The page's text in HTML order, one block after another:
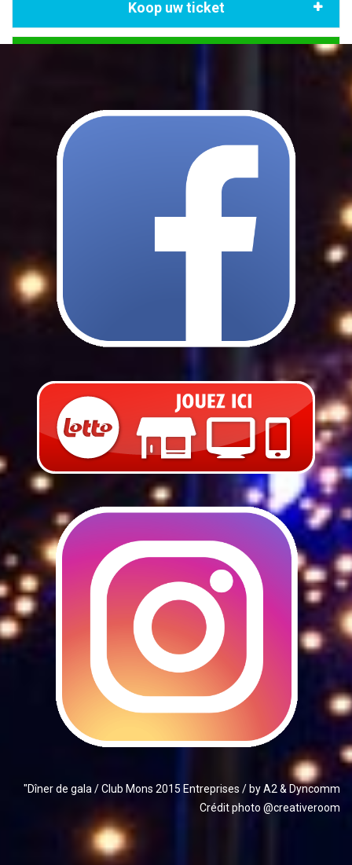
Koop uw ticket
Huisreglement
"Dîner de gala / Club Mons 2015 Entreprises / by A2 & Dyncomm
Crédit photo @creativeroom